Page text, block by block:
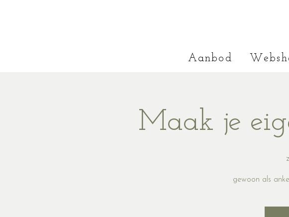
Aanbod
Maak je
gewoon als